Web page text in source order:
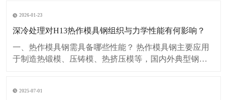
2026-01-23
深冷处理对H13热作模具钢组织与力学性能有何影响？
一、热作模具钢需具备哪些性能？ 热作模具钢主要应用
于制造热锻模、压铸模、热挤压模等，国内外典型钢种
高压、高温冲蚀和急冷急热作用，会形成变形、开裂、
2025-07-01